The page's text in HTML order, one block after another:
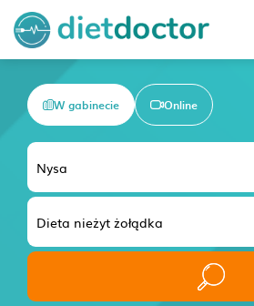
W gabinecie Online